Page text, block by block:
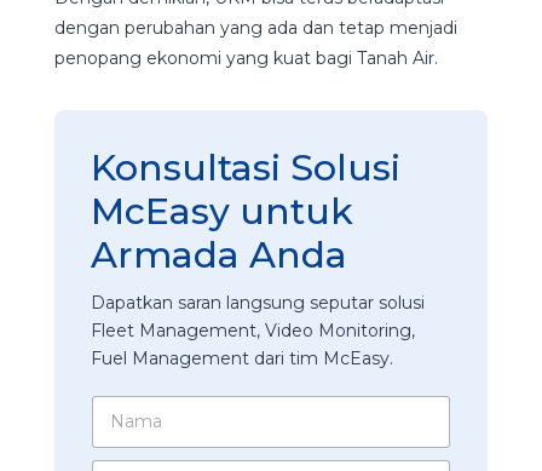
dengan perubahan yang ada dan tetap menjadi
penopang ekonomi yang kuat bagi Tanah Air.
Konsultasi Solusi
McEasy untuk
Armada Anda
Dapatkan saran langsung seputar solusi
Fleet Management, Video Monitoring,
Fuel Management dari tim McEasy.
N
m
P